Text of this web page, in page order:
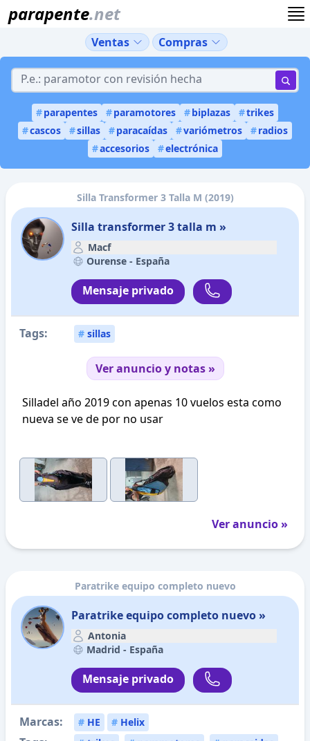
parapente.net
Ventas Compras
#parapentes #paramotores #biplazas #trikes
#cascos #sillas #paracaídas #variómetros #radios
#accesorios #electrónica
Silla Transformer 3 Talla M (2019)
Silla transformer 3 talla m »
Macf
Ourense - España
Mensaje privado
Tags: # sillas
Ver anuncio y notas »
Silladel año 2019 con apenas 10 vuelos esta como
nueva se ve de por no usar
Ver anuncio »
Paratrike equipo completo nuevo
Paratrike equipo completo nuevo »
Antonia
Madrid - España
Mensaje privado
Marcas: # HE # Helix